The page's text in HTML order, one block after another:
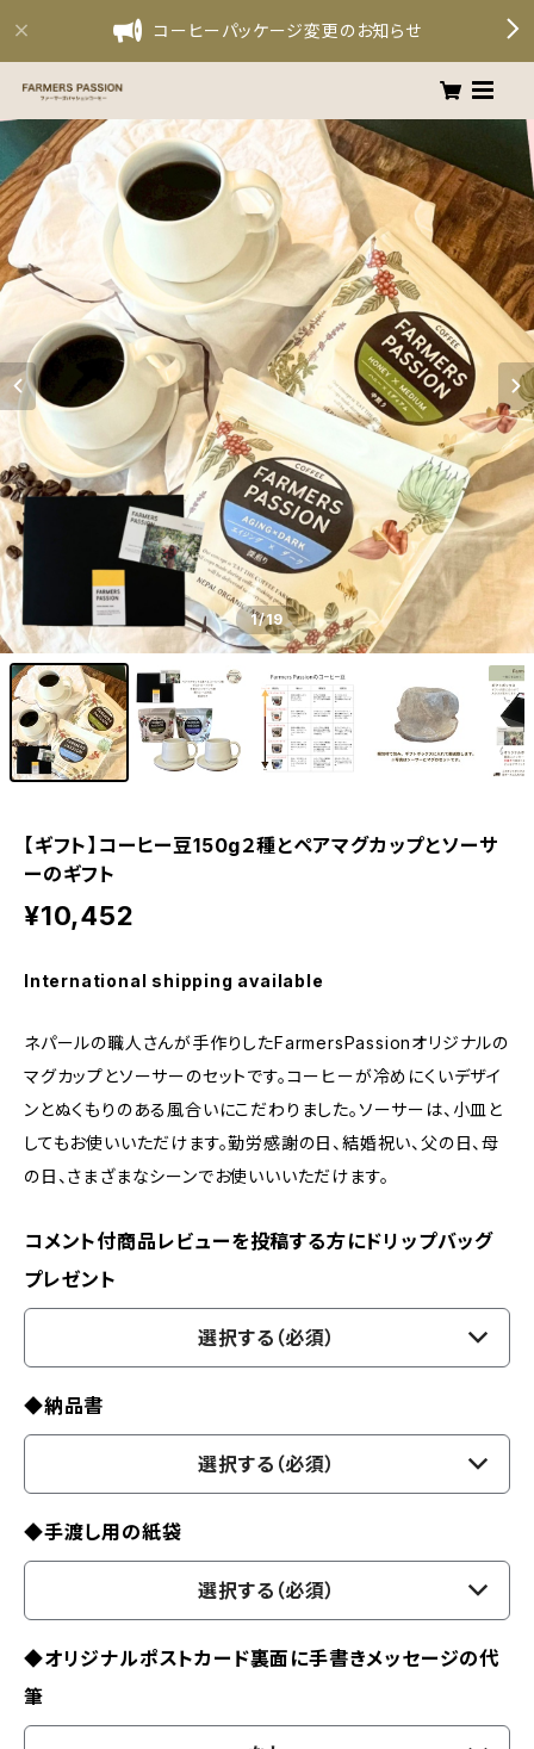
コーヒーパッケージ変更のお知らせ
1/19
【ギフト】コーヒー豆150g２種とペアマグカップとソーサ
ーのギフト
¥10,452
International shipping available
ネパールの職人さんが手作りしたFarmersPassionオリジナルの
マグカップとソーサーのセットです。コーヒーが冷めにくいデザイ
ンとぬくもりのある風合いにこだわりました。ソーサーは、小皿と
してもお使いいただけます。勤労感謝の日、結婚祝い、父の日、母
の日、さまざまなシーンでお使いいいただけます。
コメント付商品レビューを投稿する方にドリップバッグ
プレゼント
選択する（必須）
◆納品書
選択する（必須）
◆手渡し用の紙袋
選択する（必須）
◆オリジナルポストカード裏面に手書きメッセージの代
筆